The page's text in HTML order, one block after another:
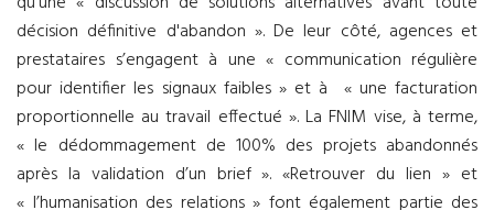
décision définitive d'abandon ». De leur côté, agences et
prestataires s’engagent à une « communication régulière
pour identifier les signaux faibles » et à « une facturation
proportionnelle au travail effectué ». La FNIM vise, à terme,
« le dédommagement de 100% des projets abandonnés
après la validation d’un brief ». «Retrouver du lien » et
« l’humanisation des relations » font également partie des